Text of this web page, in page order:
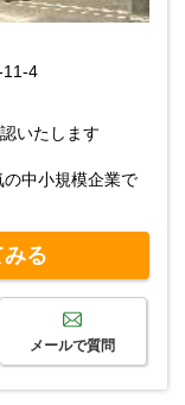
11-4
いたします
中小規模企業で
る
メールで質問